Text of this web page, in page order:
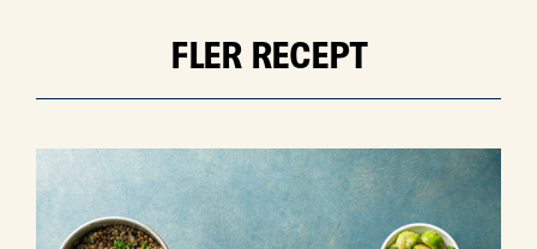
FLER RECEPT